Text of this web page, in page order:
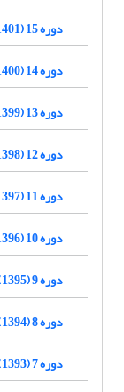
دوره 15 (1401)
دوره 14 (1400)
دوره 13 (1399)
دوره 12 (1398)
دوره 11 (1397)
دوره 10 (1396)
دوره 9 (1395)
دوره 8 (1394)
دوره 7 (1393)